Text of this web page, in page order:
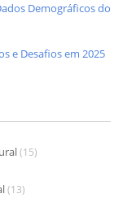
Demográficos do
e Desafios em 2025
(15)
(13)